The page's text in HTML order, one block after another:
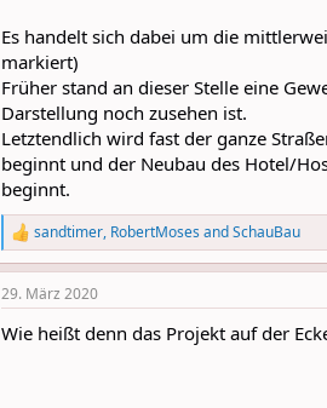
n
s
:
Es handelt sich dabei um die
markiert)
Früher stand an dieser Stelle eine
Darstellung noch zusehen ist.
Letztendlich wird fast der ganze
beginnt und der Neubau des Hotel/
beginnt.
R
e
a
c
i
sandtimer, RobertMoses andSchauBau
29. März 2020
Wie heißt denn das Projekt auf der